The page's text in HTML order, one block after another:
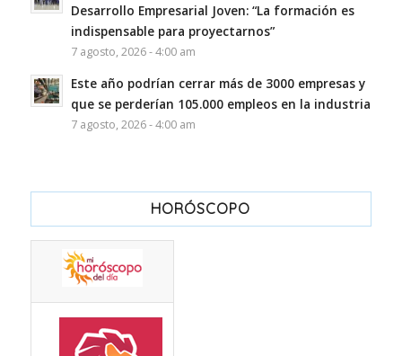
Desarrollo Empresarial Joven: “La formación es
indispensable para proyectarnos”
7 agosto, 2026 - 4:00 am
Este año podrían cerrar más de 3000 empresas y
que se perderían 105.000 empleos en la industria
7 agosto, 2026 - 4:00 am
HORÓSCOPO